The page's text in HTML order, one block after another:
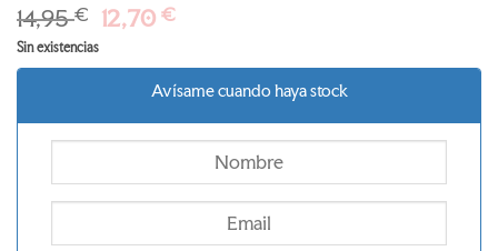
14,95€ El
precio
original
14,95 €.
12,70€El
actual
es:
12,70 €.
Sin existencias
Avísame cuando haya stock